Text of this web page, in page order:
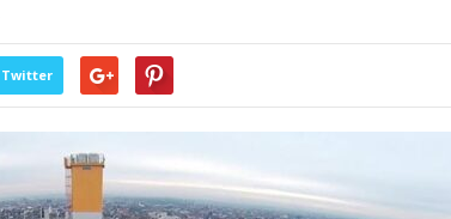
Twitter